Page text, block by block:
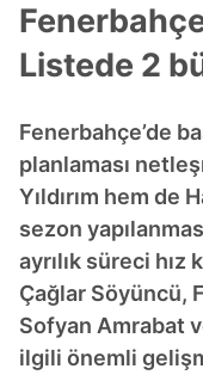
Listede 2
Fenerbahçe’de
planlaması
Yıldırım hem de
sezon
ayrılık süreci
Çağlar Söyüncü,
Sofyan Amrabat
ilgili önemli